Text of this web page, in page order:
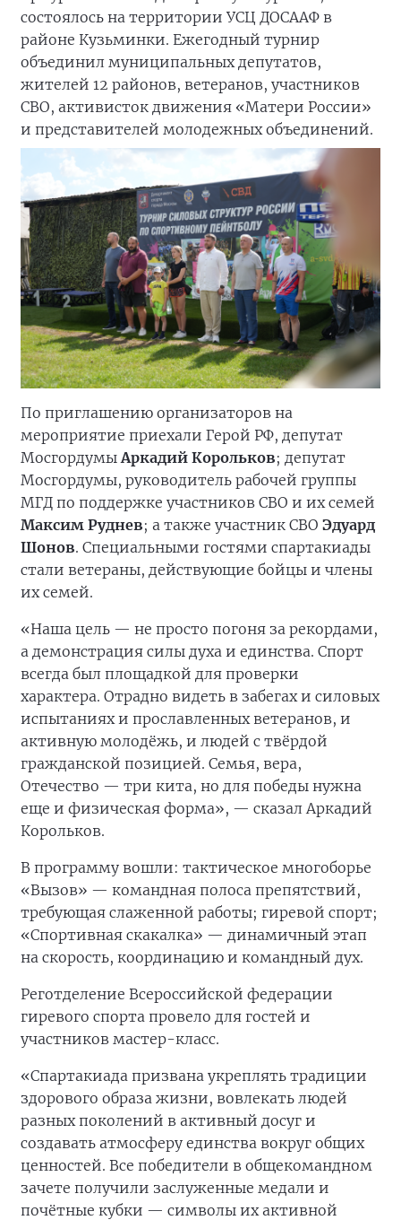
состоялось на территории УСЦ ДОСААФ в
районе Кузьминки. Ежегодный турнир
объединил муниципальных депутатов,
жителей 12 районов, ветеранов, участников
СВО, активисток движения «Матери России»
и представителей молодежных объединений.
По приглашению организаторов на
мероприятие приехали Герой РФ, депутат
МосгордумыАркадий Корольков; депутат
Мосгордумы, руководитель рабочей группы
МГД по поддержке участников СВО и их семей
Максим Руднев; а также участник СВО Эдуард
Шонов. Специальными гостями спартакиады
стали ветераны, действующие бойцы и члены
их семей.
«Наша цель — не просто погоня за рекордами,
а демонстрация силы духа и единства. Спорт
всегда был площадкой для проверки
характера. Отрадно видеть в забегах и силовых
испытаниях и прославленных ветеранов, и
активную молодёжь, и людей с твёрдой
гражданской позицией. Семья, вера,
Отечество — три кита, но для победы нужна
еще и физическая форма», — сказал Аркадий
Корольков.
В программу вошли: тактическое многоборье
«Вызов» — командная полоса препятствий,
требующая слаженной работы; гиревой спорт;
«Спортивная скакалка» — динамичный этап
на скорость, координацию и командный дух.
Реготделение Всероссийской федерации
гиревого спорта провело для гостей и
участников мастер-класс.
«Спартакиада призвана укреплять традиции
здорового образа жизни, вовлекать людей
разных поколений в активный досуг и
создавать атмосферу единства вокруг общих
ценностей. Все победители в общекомандном
зачете получили заслуженные медали и
почётные кубки — символы их активной